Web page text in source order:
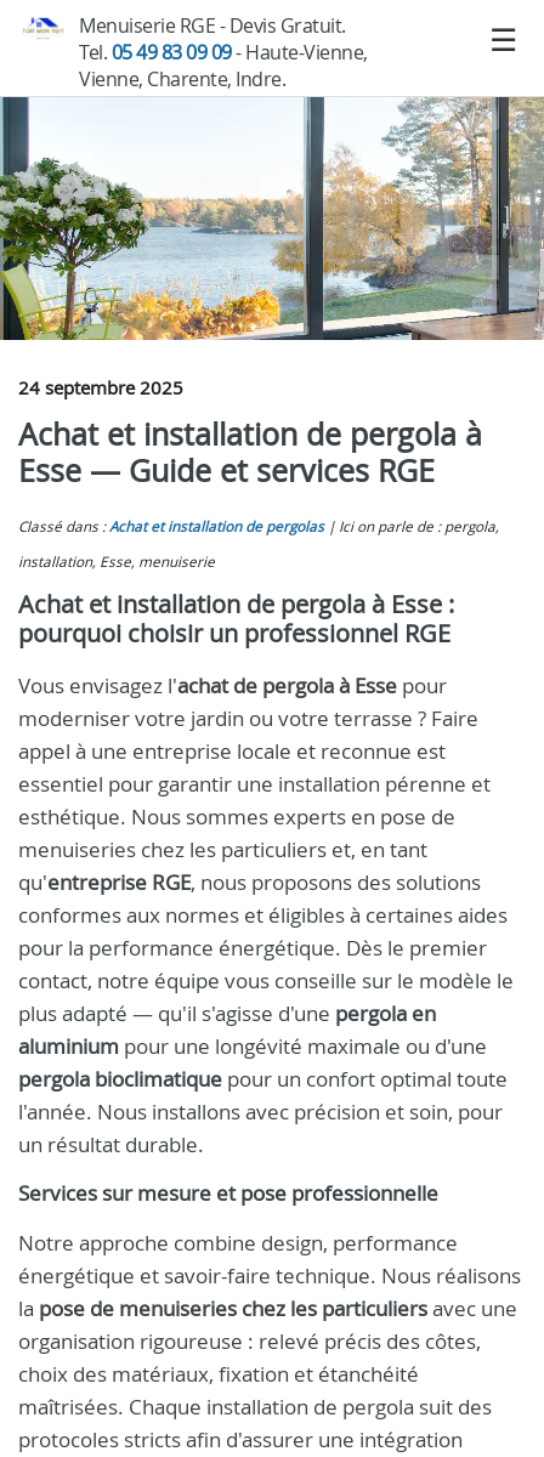
Menuiserie RGE - Devis Gratuit.
Tel.05 49 83 09 09- Haute-Vienne,
Vienne, Charente, Indre.
24 septembre 2025
Achat et installation de pergola à
Esse — Guide et services RGE
Classé dans :Achat et installation de pergolas
Ici on parle de : pergola,
installation, Esse, menuiserie
Achat et installation de pergola à Esse :
pourquoi choisir un professionnel RGE
Vous envisagez l'achat de pergola à Esse pour
moderniser votre jardin ou votre terrasse ? Faire
appel à une entreprise locale et reconnue est
essentiel pour garantir une installation pérenne et
esthétique. Nous sommes experts en pose de
menuiseries chez les particuliers et, en tant
qu'entreprise RGE, nous proposons des solutions
conformes aux normes et éligibles à certaines aides
pour la performance énergétique. Dès le premier
contact, notre équipe vous conseille sur le modèle le
plus adapté — qu'il s'agisse d'une pergola en
aluminium pour une longévité maximale ou d'une
pergola bioclimatique pour un confort optimal toute
l'année. Nous installons avec précision et soin, pour
un résultat durable.
Services sur mesure et pose professionnelle
Notre approche combine design, performance
énergétique et savoir-faire technique. Nous réalisons
la pose de menuiseries chez les particuliersavec une
organisation rigoureuse : relevé précis des côtes,
choix des matériaux, fixation et étanchéité
maîtrisées. Chaque installation de pergola suit des
protocoles stricts afin d'assurer une intégration